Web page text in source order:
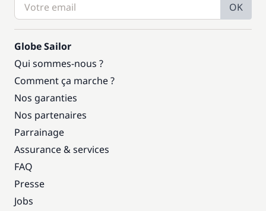
OK
Globe Sailor
Qui sommes-nous ?
Comment ça marche ?
Nos garanties
Nos partenaires
Parrainage
Assurance & services
FAQ
Presse
Jobs